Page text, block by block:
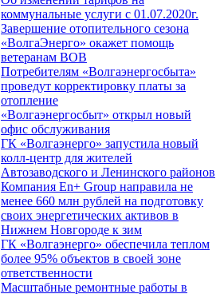
коммунальные услуги с 01.07.2020г.
Завершение отопительного сезона
«ВолгаЭнерго» окажет помощь
ветеранам ВОВ
Потребителям «Волгаэнергосбыта»
проведут корректировку платы за
отопление
«Волгаэнергосбыт» открыл новый
офис обслуживания
ГК «Волгаэнерго» запустила новый
колл-центр для жителей
Автозаводского и Ленинского районов
Компания En+ Group направила не
менее 660 млн рублей на подготовку
своих энергетических активов в
Нижнем Новгороде к зим
ГК «Волгаэнерго» обеспечила теплом
более 95% объектов в своей зоне
ответственности
Масштабные ремонтные работы в